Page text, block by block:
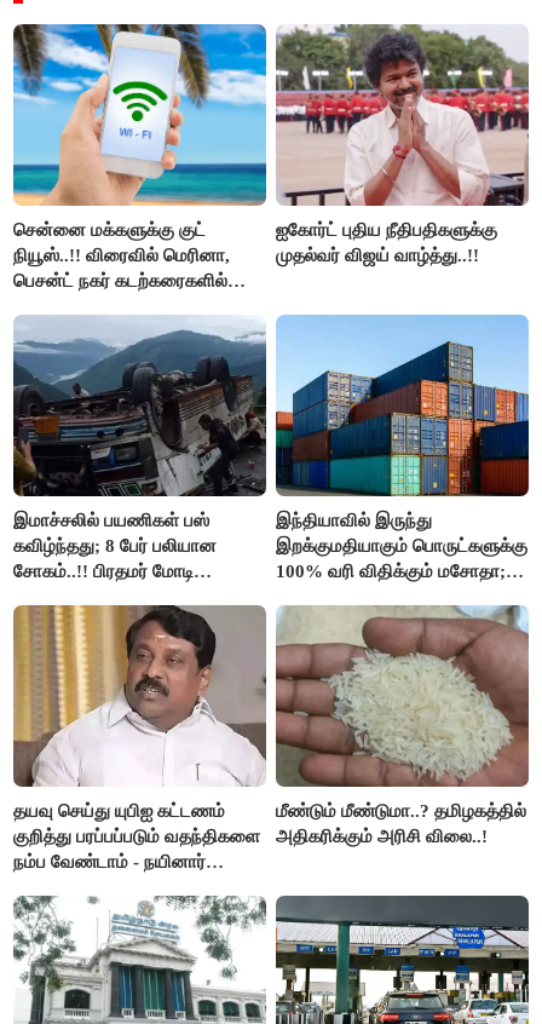
சென்னை மக்களுக்கு குட்
நியூஸ்..!! விரைவில் மெரினா,
பெசன்ட் நகர் கடற்கரைகளில்
ஐகோர்ட் புதிய நீதிபதிகளுக்கு
முதல்வர் விஜய் வாழ்த்து..!!
இமாச்சலில் பயணிகள் பஸ்
கவிழ்ந்தது; 8 பேர் பலியான
சோகம்..!! பிரதமர் மோடி
இந்தியாவில் இருந்து
இறக்குமதியாகும் பொருட்களுக்கு
100% வரி விதிக்கும் மசோதா;
தயவு செய்து யுபிஐ கட்டணம்
குறித்து பரப்பப்படும் வதந்திகளை
நம்ப வேண்டாம் - நயினார்
மீண்டும் மீண்டுமா..? தமிழகத்தில்
அதிகரிக்கும் அரிசி விலை..!